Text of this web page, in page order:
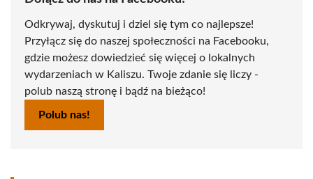
Odkrywaj, dyskutuj i dziel się tym co najlepsze!
Przyłącz się do naszej społeczności na Facebooku,
gdzie możesz dowiedzieć się więcej o lokalnych
wydarzeniach w Kaliszu. Twoje zdanie się liczy -
polub naszą stronę i bądź na bieżąco!
Polub nas!